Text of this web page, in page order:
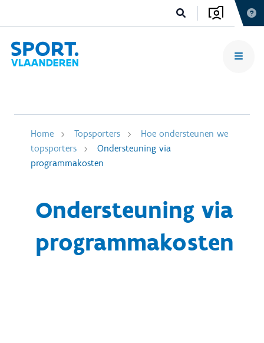
Home Topsporters
Hoe ondersteunen we
topsporters
Ondersteuning via
programmakosten
Ondersteuning via
programmakosten